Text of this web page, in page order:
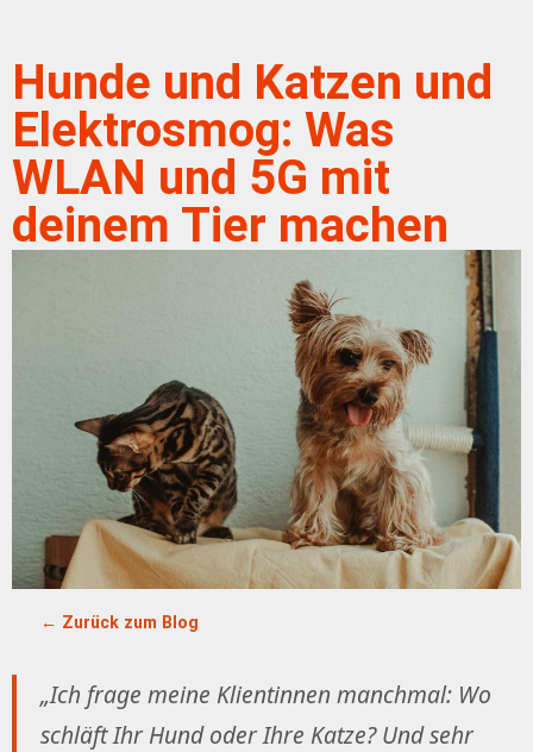
Hunde und Katzen und
Elektrosmog: Was
WLAN und 5G mit
deinem Tier machen
← Zurück zum Blog
„Ich frage meine Klientinnen manchmal: Wo
schläft Ihr Hund oder Ihre Katze? Und sehr